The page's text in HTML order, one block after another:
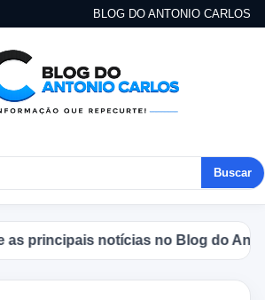
BLOG DO ANTONIO CARLOS
Buscar
principais notícias no Blog do